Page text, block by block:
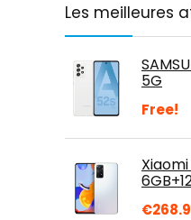
Les meilleures
5G
Free!
€